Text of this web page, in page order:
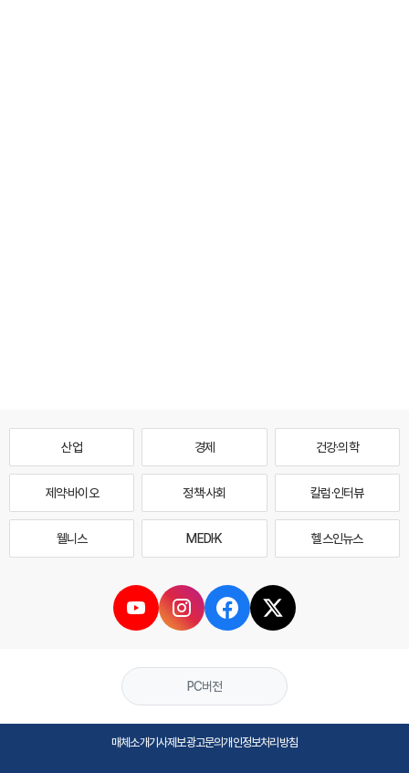
산업 경제 건강·의학
제약·바이오 정책·사회 칼럼·인터뷰
웰니스 MEDI·K 헬스인뉴스
PC버전
매체소개기사제보광고문의개인정보처리방침